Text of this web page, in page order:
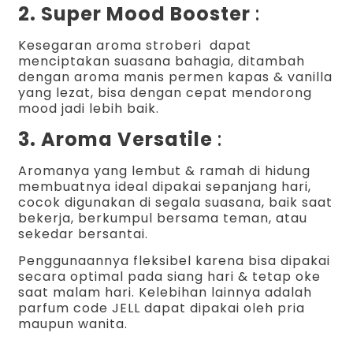
2. Super Mood Booster :
Kesegaran aroma stroberi dapat
menciptakan suasana bahagia, ditambah
dengan aroma manis permen kapas & vanilla
yang lezat, bisa dengan cepat mendorong
mood jadi lebih baik.
3. Aroma Versatile :
Aromanya yang lembut & ramah di hidung
membuatnya ideal dipakai sepanjang hari,
cocok digunakan di segala suasana, baik saat
bekerja, berkumpul bersama teman, atau
sekedar bersantai.
Penggunaannya fleksibel karena bisa dipakai
secara optimal pada siang hari & tetap oke
saat malam hari. Kelebihan lainnya adalah
parfum code JELL dapat dipakai oleh pria
maupun wanita.